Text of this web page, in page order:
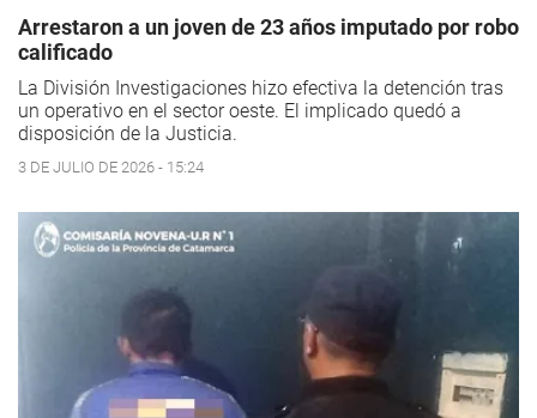
Arrestaron a un joven de 23 años imputado por robo
calificado
La División Investigaciones hizo efectiva la detención tras
un operativo en el sector oeste. El implicado quedó a
disposición de la Justicia.
3 DE JULIO DE 2026 - 15:24